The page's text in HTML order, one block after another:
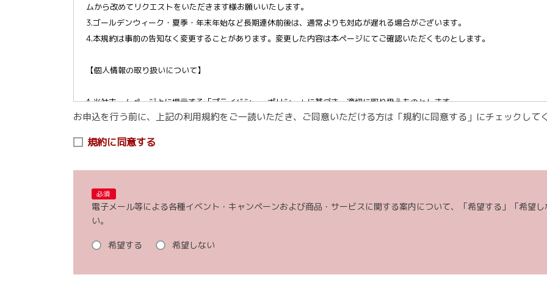
ムから改めてリクエストをいただきます様お願いいたします。
3.ゴールデンウィーク・夏季・年末年始など長期連休前後は、通常よりも対応が遅れる場合がございます。
4.本規約は事前の告知なく変更することがあります。変更した内容は本ページにてご確認いただくものとします。
【個人情報の取り扱いについて】
1.当社ホームページ上に掲示する「プライバシー・ポリシー」に基づき、適切に取り扱うものとします。
2.当社が取得したお客様の個人情報（本リクエストフォームよりご入力いただいた氏名、住所、電話番号、メールアドレスを含
(1)お申し込み頂いたリクエストに対応するにあたり必要な確認や連絡をするため。
フステージ、ご趣味や嗜好に応じたご案内・ご提案をすることを含みます。郵便、電話、電子メール、訪問等の方法によりご案
(4)当社が取り扱う商品・サービスに関し、商品開発および品質の向上、またはお客様満足度向上策を検討するため。（郵便、
(5)お客様からの商品・サービス等に関するお問い合わせ・ご要望に対し適切に対応するため。
3.当社ホームページ上に掲示する「プライバシー・ポリシー」に記載の「お問い合わせ窓口」にお問い合わせ頂くとで、ご本人
お申込を行う前に、上記の利用規約をご一読いただき、ご同意いただける方は「規約に同意する」にチェックして
規約に同意する
必須
電子メール等による各種イベント・キャンペーンおよび商品・サービスに関する案内について、「希望する」「希望
い。
希望する 希望しない